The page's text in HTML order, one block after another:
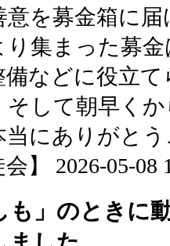
意を募金箱に
り集まった募
備などに役立
そして朝早く
当にありがと
会】 2026-05-08
も」のときに